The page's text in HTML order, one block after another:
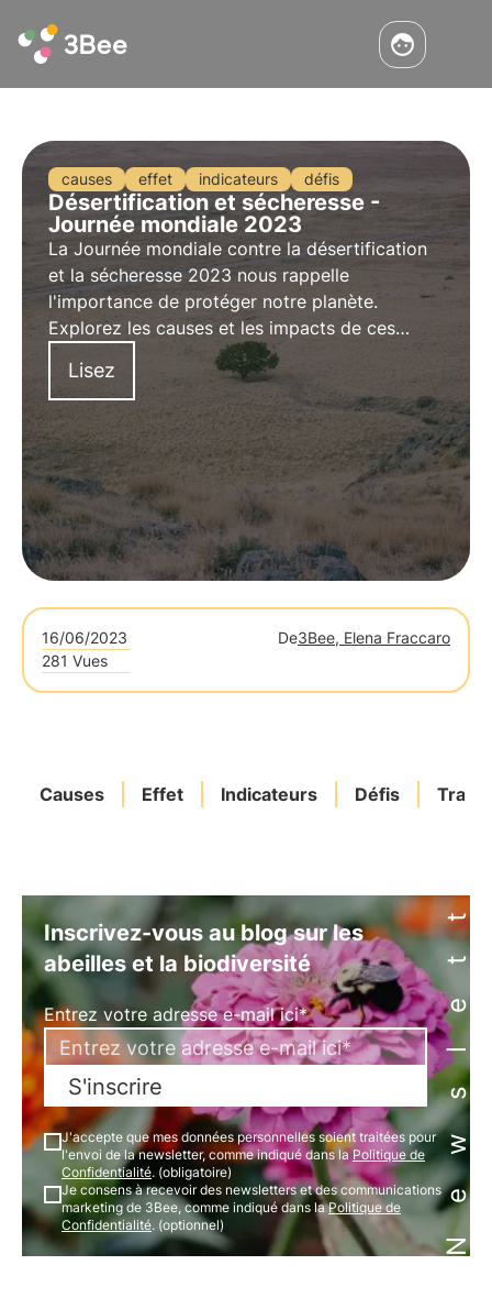
causes effet indicateurs défis
Désertification et sécheresse -
Journée mondiale 2023
La Journée mondiale contre la désertification
et la sécheresse 2023 nous rappelle
l'importance de protéger notre planète.
Explorez les causes et les impacts de ces
phénomènes et apprenez-en plus sur le rôle
des oasis de biodiversité 3Bee dans ce
contexte lors de cette Journée mondiale.
Lisez
16/06/2023 De3Bee, Elena Fraccaro
281 Vues
Causes Effet Indicateurs Défis Newsletter
Inscrivez-vous au blog sur les
abeilles et la biodiversité
Entrez votre adresse e-mail ici*
S'inscrire
J'accepte que mes données personnelles soient traitées pour
l'envoi de la newsletter, comme indiqué dans laPolitique de
Confidentialité. (obligatoire)
Je consens à recevoir des newsletters et des communications
marketing de 3Bee, comme indiqué dans laPolitique de
Confidentialité. (optionnel)